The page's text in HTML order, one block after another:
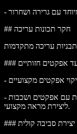
-
## חקר תכונות עריכה
עריכה מתקדמות
אפקטים חזותיים
-
- עם אפקטים ושכבות
ליצירת מראה מקצועי.
יצירת סביבה קולית